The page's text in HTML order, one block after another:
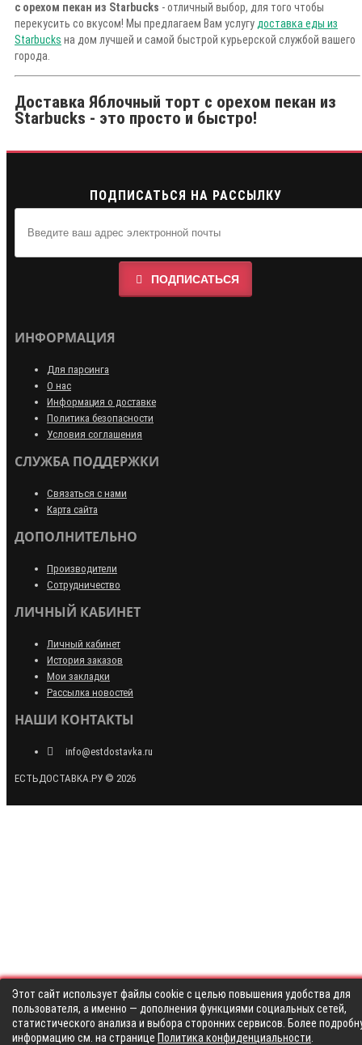
с орехом пекан из Starbucks - отличный выбор, для того чтобы
перекусить со вкусом! Мы предлагаем Вам услугу доставка еды из
Starbucks на дом лучшей и самой быстрой курьерской службой вашего
города.
Доставка Яблочный торт с орехом пекан из
Starbucks - это просто и быстро!
ПОДПИСАТЬСЯ НА РАССЫЛКУ
ПОДПИСАТЬСЯ
ИНФОРМАЦИЯ
Для парсинга
О нас
Информация о доставке
Политика безопасности
Условия соглашения
СЛУЖБА ПОДДЕРЖКИ
Связаться с нами
Карта сайта
ДОПОЛНИТЕЛЬНО
Производители
Сотрудничество
ЛИЧНЫЙ КАБИНЕТ
Личный кабинет
История заказов
Мои закладки
Рассылка новостей
НАШИ КОНТАКТЫ
info@estdostavka.ru
ЕСТЬДОСТАВКА.РУ © 2026
Этот сайт использует файлы cookie с целью повышения удобства для
пользователя, а именно — дополнения функциями социальных сетей,
статистического анализа и выбора сторонних сервисов. Более
информацию см. на странице Политика конфиденциальности